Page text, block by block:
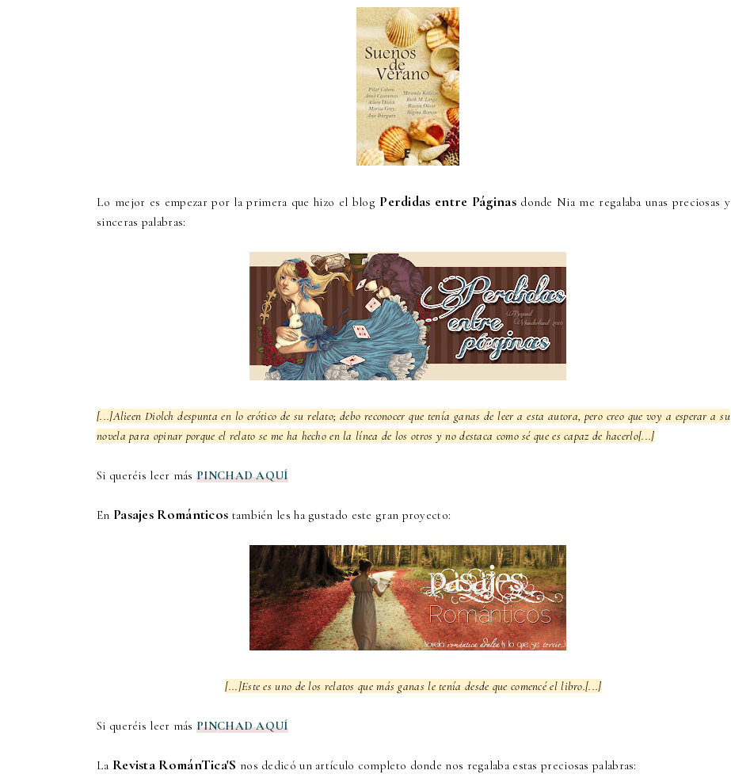
Lo mejor es empezar por la primera que hizo el blog Perdidas entre Páginasdonde Nia me regalaba unas preciosas y
sinceras palabras:
[...]Alieen Diolch despunta en lo erótico de su relato; debo reconocer que tenía ganas de leer a esta autora, pero creo que voy a esperar a su
novela para opinar porque el relato se me ha hecho en la línea de los otros y no destaca como sé que es capaz de hacerlo[...]
Si queréis leer más PINCHAD AQUÍ
En Pasajes Románticos también les ha gustado este gran proyecto:
[...]Este es uno de los relatos que más ganas le tenía desde que comencé el libro.[...]
Si queréis leer más PINCHAD AQUÍ
La Revista RománTica'S nos dedicó un artículo completo donde nos regalaba estas preciosas palabras: